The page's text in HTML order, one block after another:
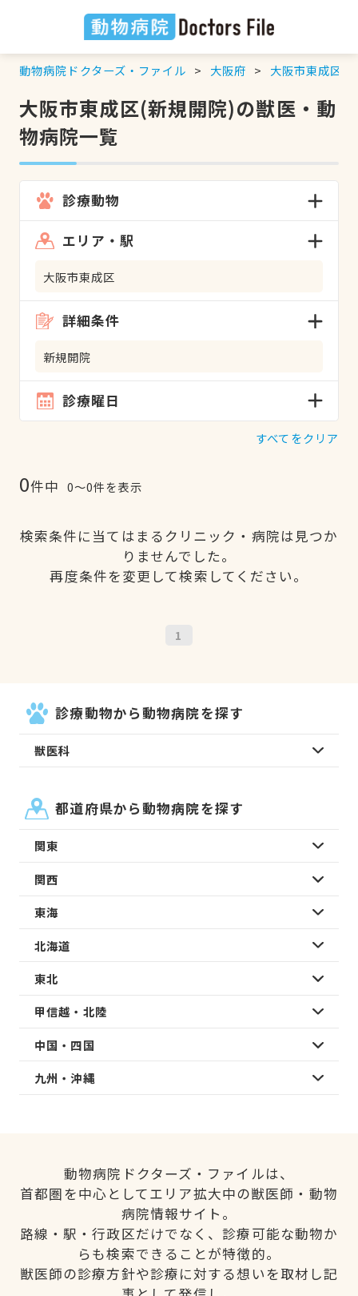
動物病院ドクターズ・ファイル 大阪府 大阪市東成区
大阪市東成区(新規開院)の獣医・動
物病院一覧
診療動物
エリア・駅
大阪市東成区
詳細条件
新規開院
診療曜日
すべてをクリア
0件中 0〜0件を表示
検索条件に当てはまるクリニック・病院は見つか
りませんでした。
再度条件を変更して検索してください。
1
診療動物から動物病院を探す
獣医科
都道府県から動物病院を探す
関東
関西
東海
北海道
東北
甲信越・北陸
中国・四国
九州・沖縄
動物病院ドクターズ・ファイルは、
首都圏を中心としてエリア拡大中の獣医師・動物
病院情報サイト。
路線・駅・行政区だけでなく、診療可能な動物か
らも検索できることが特徴的。
獣医師の診療方針や診療に対する想いを取材し記